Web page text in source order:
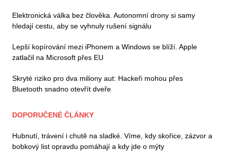
Elektronická válka bez člověka. Autonomní drony si samy
hledají cestu, aby se vyhnuly rušení signálu
Lepší kopírování mezi iPhonem a Windows se blíží. Apple
zatlačil na Microsoft přes EU
Skryté riziko pro dva miliony aut: Hackeři mohou přes
Bluetooth snadno otevřít dveře
DOPORUČENÉ ČLÁNKY
Hubnutí, trávení i chutě na sladké. Víme, kdy skořice, zázvor a
bobkový list opravdu pomáhají a kdy jde o mýty